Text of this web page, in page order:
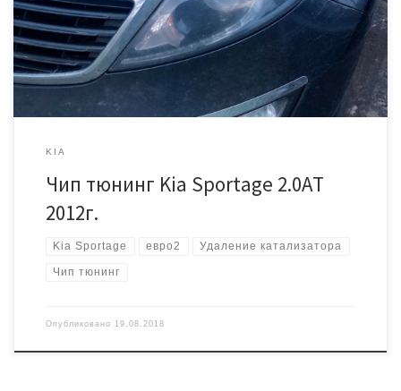
есть ошибка по датчику кислорода 2. На евро2 её не должно
быть, плюс владелец автомобиля не почувствовал какой либо
прибавки мощности. […]
KIA
Чип тюнинг Kia Sportage 2.0AT
2012г.
Kia Sportage евро2 Удаление катализатора
Чип тюнинг
Опубликовано 19.08.2018